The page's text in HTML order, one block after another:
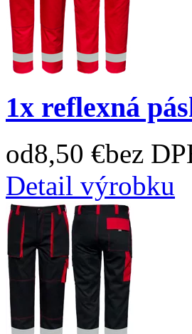
1x reflexná
od8,50 €bez
Detail výrobku